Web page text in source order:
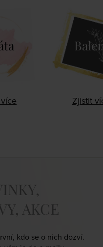
Zjistit
AKCE
kdo se o nich dozví.